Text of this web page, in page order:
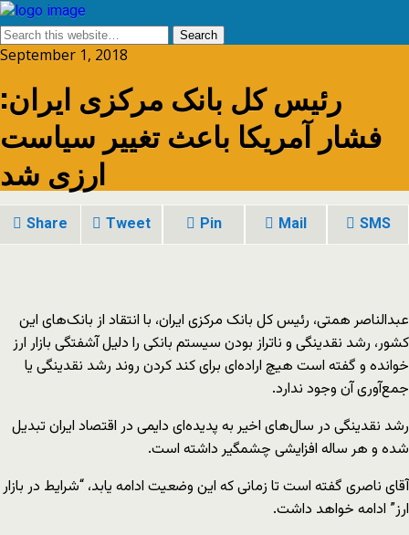
September 1, 2018
رئیس کل بانک مرکزی ایران:
فشار آمریکا باعث تغییر سیاست
ارزی شد
Share Tweet Pin Mail SMS
عبدالناصر همتی، رئیس کل بانک مرکزی ایران، با انتقاد از بانک‌های این
کشور، رشد نقدینگی و ناتراز بودن سیستم بانکی را دلیل آشفتگی بازار ارز
خوانده و گفته است هیچ اراده‌ای برای کند کردن روند رشد نقدینگی یا
جمع‌آوری آن وجود ندارد.
رشد نقدینگی در سال‌های اخیر به پدیده‌ای دایمی در اقتصاد ایران تبدیل
شده و هر ساله افزایشی چشمگیر داشته است.
آقای ناصری گفته است تا زمانی که این وضعیت ادامه یابد، “شرایط در بازار
ارز” ادامه خواهد داشت.